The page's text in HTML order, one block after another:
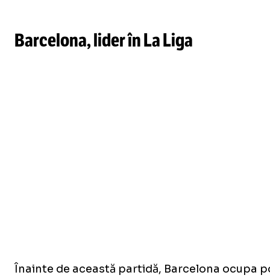
Barcelona, lider în La Liga
Înainte de această partidă, Barcelona ocupa